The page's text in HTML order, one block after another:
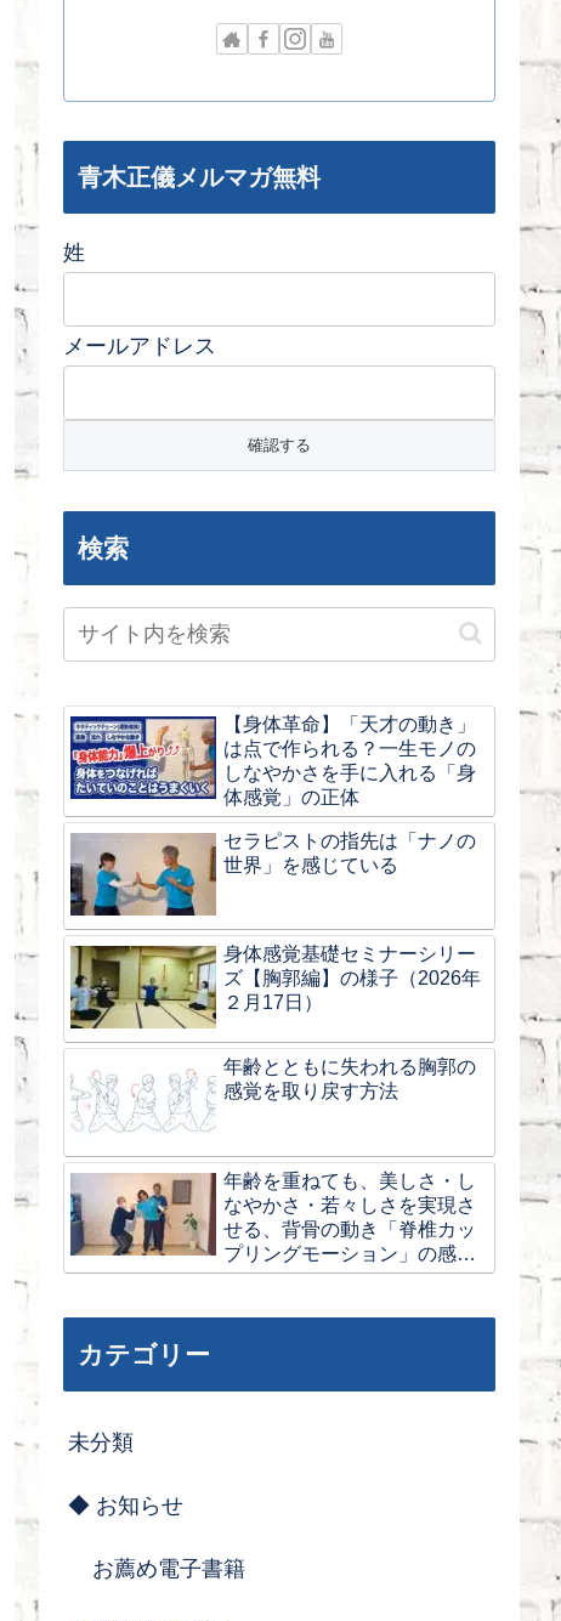
青木正儀メルマガ無料
姓
メールアドレス
検索
【身体革命】「天才の動き」
は点で作られる？一生モノの
しなやかさを手に入れる「身
体感覚」の正体
セラピストの指先は「ナノの
世界」を感じている
身体感覚基礎セミナーシリー
ズ【胸郭編】の様子（2026年
２月17日）
年齢とともに失われる胸郭の
感覚を取り戻す方法
年齢を重ねても、美しさ・し
なやかさ・若々しさを実現さ
せる、背骨の動き「脊椎カッ
プリングモーション」の感覚
とは？
カテゴリー
未分類
◆ お知らせ
お薦め電子書籍